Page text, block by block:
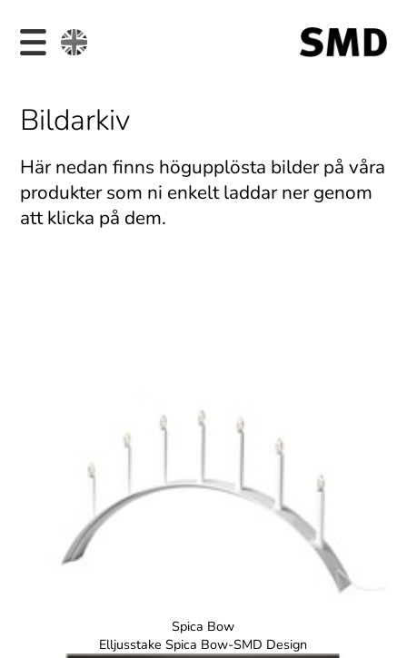
Bildarkiv
Här nedan finns högupplösta bilder på våra
produkter som ni enkelt laddar ner genom
att klicka på dem.
Spica Bow
Elljusstake Spica Bow-SMD Design